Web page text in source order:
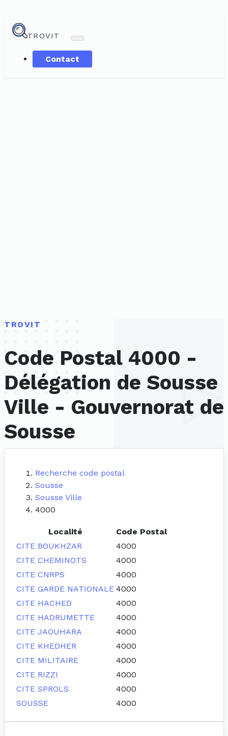
TROVIT
Contact
TROVIT
Code Postal 4000 -
Délégation de Sousse
Ville - Gouvernorat de
Sousse
Recherche code postal
Sousse
Sousse Ville
4000
Localité
Code Postal
CITE BOUKHZAR
4000
CITE CHEMINOTS
4000
CITE CNRPS
4000
CITE GARDE NATIONALE 4000
CITE HACHED
4000
CITE HADRUMETTE
4000
CITE JAOUHARA
4000
CITE KHEDHER
4000
CITE MILITAIRE
4000
CITE RIZZI
4000
CITE SPROLS
4000
SOUSSE
4000